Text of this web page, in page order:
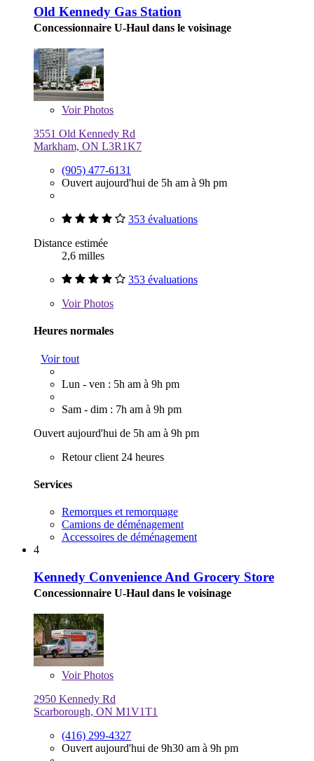
Old Kennedy Gas Station
Concessionnaire U-Haul dans le voisinage
VoirPhotos
3551 Old Kennedy Rd
Markham, ON L3R1K7
(905) 477-6131
Ouvert aujourd'hui de 5h am à 9h pm
353 évaluations
Distance estimée
2,6 milles
353 évaluations
VoirPhotos
Heures normales
Voir tout
Lun - ven : 5h am à 9h pm
Sam - dim : 7h am à 9h pm
Ouvert aujourd'hui de 5h am à 9h pm
Retour client 24 heures
Services
Remorques et remorquage
Camions de déménagement
Accessoires de déménagement
4
Kennedy Convenience And Grocery Store
Concessionnaire U-Haul dans le voisinage
VoirPhotos
2950 Kennedy Rd
Scarborough, ON M1V1T1
(416) 299-4327
Ouvert aujourd'hui de 9h30 am à 9h pm